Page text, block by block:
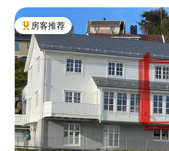
热门「房客推荐」
房客推荐